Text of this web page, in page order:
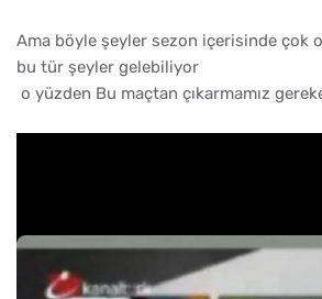
Ama böyle şeyler sezon içerisinde çok
bu tür şeyler gelebiliyor
o yüzden Bu maçtan çıkarmamız